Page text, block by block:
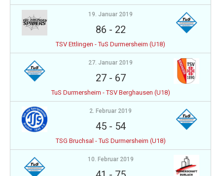
19. Januar 2019
86 - 22
TSV Ettlingen - TuS Durmersheim (U18)
27. Januar 2019
27- 67
TuS Durmersheim - TSV Berghausen (U18)
2. Februar 2019
45- 54
TSG Bruchsal - TuS Durmersheim (U18)
10. Februar 2019